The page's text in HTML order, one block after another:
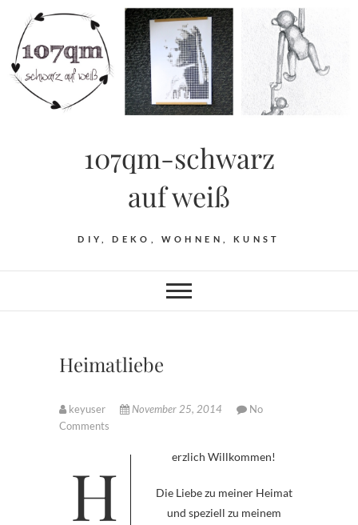
content
107qm-schwarz
auf weiß
DIY, DEKO, WOHNEN, KUNST
Heimatliebe
keyuser November 25, 2014
No
Comments
Herzlich Willkommen!
Die Liebe zu meiner Heimat
und speziell zu meinem